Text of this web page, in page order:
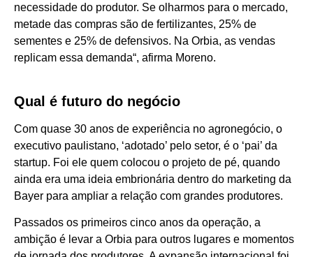
necessidade do produtor. Se olharmos para o mercado,
metade das compras são de fertilizantes, 25% de
sementes e 25% de defensivos. Na Orbia, as vendas
replicam essa demanda“, afirma Moreno.
Qual é futuro do negócio
Com quase 30 anos de experiência no agronegócio, o
executivo paulistano, ‘adotado’ pelo setor, é o ‘pai’ da
startup. Foi ele quem colocou o projeto de pé, quando
ainda era uma ideia embrionária dentro do marketing da
Bayer para ampliar a relação com grandes produtores.
Passados os primeiros cinco anos da operação, a
ambição é levar a Orbia para outros lugares e momentos